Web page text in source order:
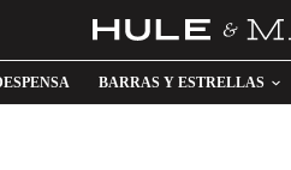
BARRAS Y ESTRELLAS